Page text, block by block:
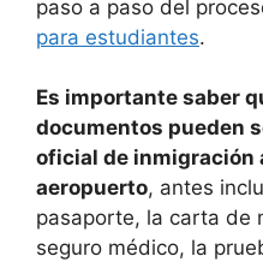
paso a paso del
para estudiantes.
Es importante saber
documentos pueden
oficial de inmigración
aeropuerto, antes
pasaporte, la carta de
seguro médico, la